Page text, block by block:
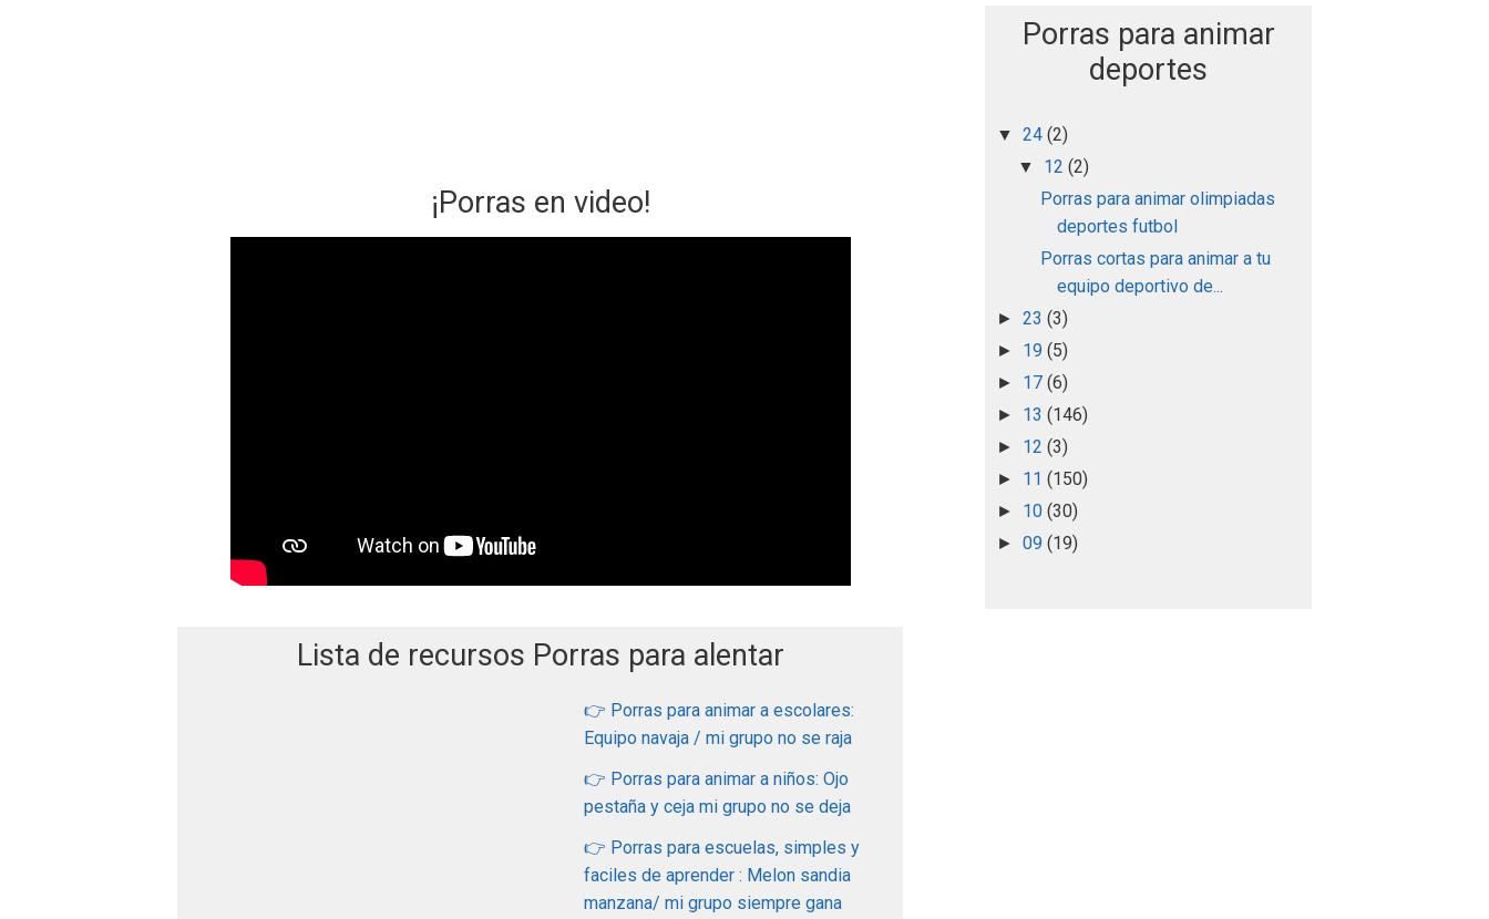
¡Porras en video!
Lista de recursos Porras para alentar
👉 Porras para animar a escolares:
Equipo navaja / mi grupo no se raja
👉 Porras para animar a niños: Ojo
pestaña y ceja mi grupo no se deja
👉 Porras para escuelas, simples y
faciles de aprender : Melon sandia
manzana/ mi grupo siempre gana
Porras para animar
deportes
▼ 24 (2)
▼ 12(2)
Porras para animar olimpiadas
deportes futbol
Porras cortas para animar a tu
equipo deportivo de...
► 23 (3)
► 19 (5)
► 17 (6)
► 13 (146)
► 12 (3)
► 11 (150)
► 10 (30)
► 09 (19)